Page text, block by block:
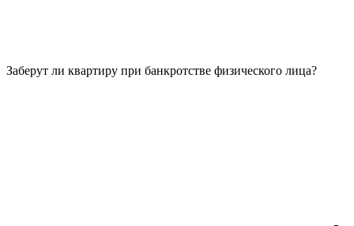
Заберут ли квартиру при банкротстве физического лица?